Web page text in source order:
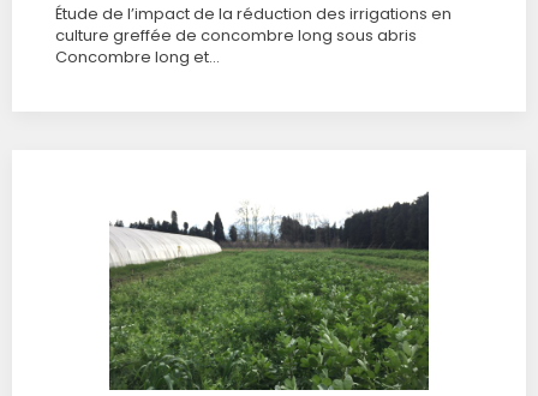
Étude de l’impact de la réduction des irrigations en
culture greffée de concombre long sous abris
Concombre long et…